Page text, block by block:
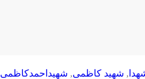
, شهید کاظمی, شهیداحمدکاظمی